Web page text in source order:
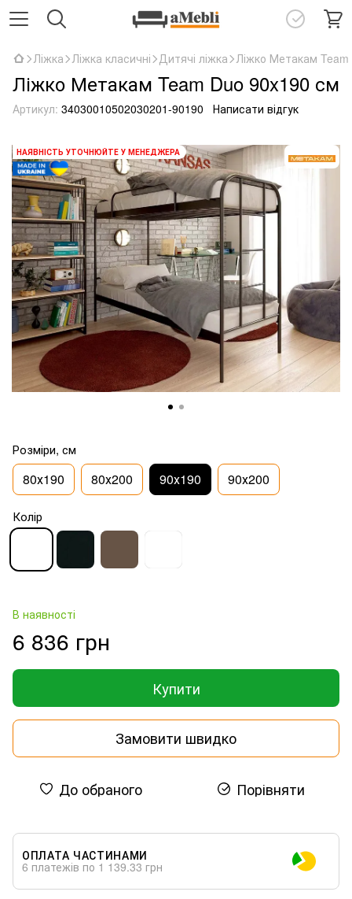
Ліжка Ліжка класичні Дитячі ліжка Ліжко Метакам
Ліжко Метакам Team Duo 90x190 см
Артикул: 34030010502030201-90190 Написати відгук
НАЯВНІСТЬ УТОЧНЮЙТЕ У МЕНЕДЖЕРА
Розміри, см
80х190 80х200 90х190 90х200
Колір
В наявності
6 836 грн
Купити
Замовити швидко
До обраного Порівняти
ОПЛАТА ЧАСТИНАМИ
6 платежів по 1 139.33 грн